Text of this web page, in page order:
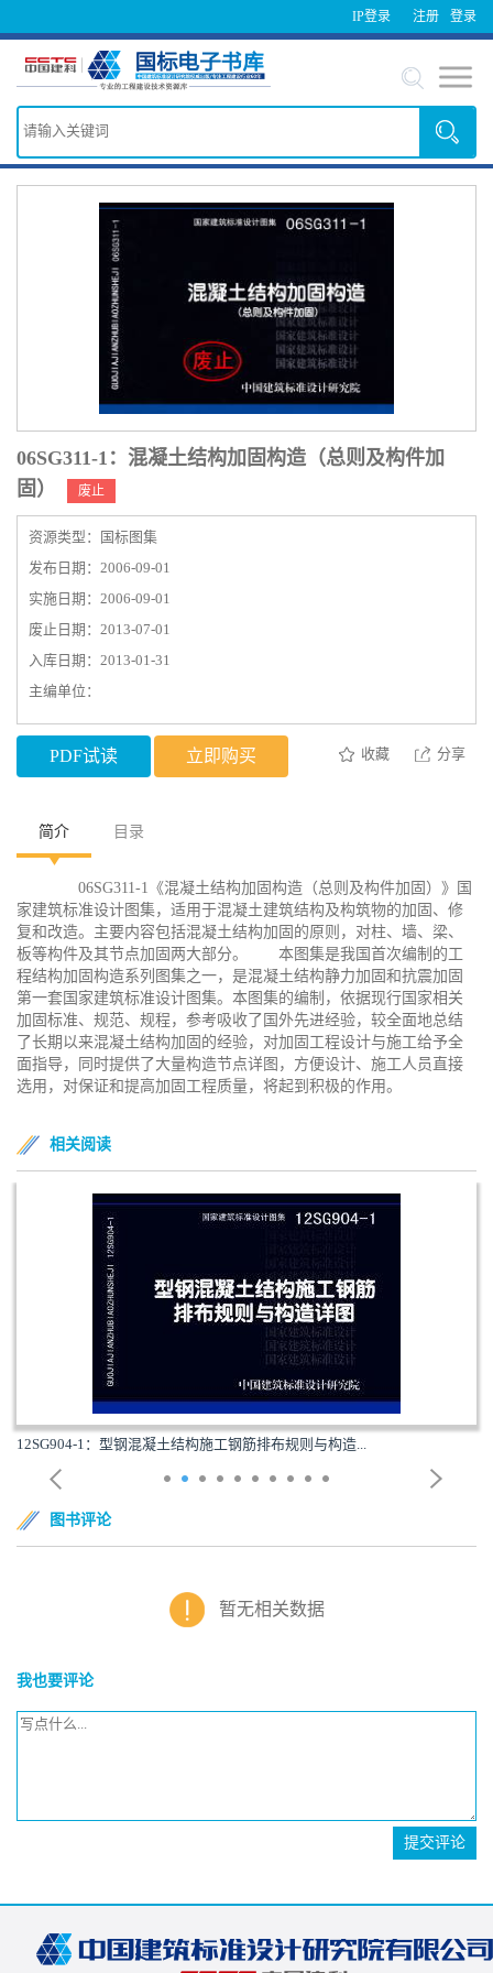
IP登录 登录
注册
06SG311-1：混凝土结构加固构造（总则及构件加
固）
废止
资源类型：国标图集
发布日期：2006-09-01
实施日期：2006-09-01
废止日期：2013-07-01
入库日期：2013-01-31
主编单位：
PDF试读 立即购买 收藏 分享
简介 目录
06SG311-1《混凝土结构加固构造（总则及构件加固）》国
家建筑标准设计图集，适用于混凝土建筑结构及构筑物的加固、修
复和改造。主要内容包括混凝土结构加固的原则，对柱、墙、梁、
板等构件及其节点加固两大部分。 本图集是我国首次编制的工
程结构加固构造系列图集之一，是混凝土结构静力加固和抗震加固
第一套国家建筑标准设计图集。本图集的编制，依据现行国家相关
加固标准、规范、规程，参考吸收了国外先进经验，较全面地总结
了长期以来混凝土结构加固的经验，对加固工程设计与施工给予全
面指导，同时提供了大量构造节点详图，方便设计、施工人员直接
选用，对保证和提高加固工程质量，将起到积极的作用。
相关阅读
1：型钢混凝土结构施工钢筋排布规则与构造...
图书评论
暂无相关数据
我也要评论
提交评论